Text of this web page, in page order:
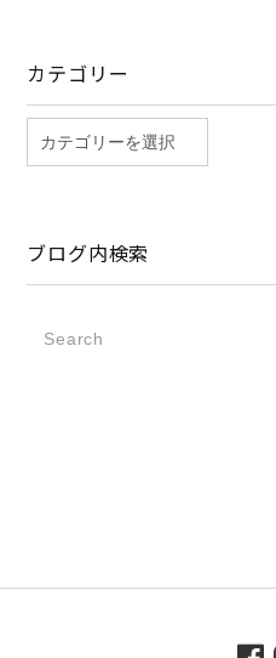
カテゴリー
ブログ内検索